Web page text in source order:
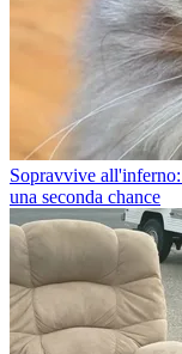
Sopravvive
una seconda chance